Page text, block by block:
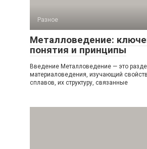
Разное
Металловедение:
понятия и принципы
Введение Металловедение — это
материаловедения, изучающий
сплавов, их структуру, связанные